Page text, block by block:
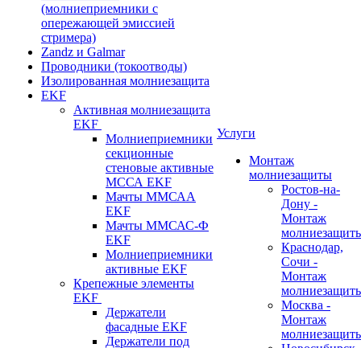
(молниеприемники с
опережающей эмиссией
стримера)
Zandz и Galmar
Проводники (токоотводы)
Изолированная молниезащита
EKF
Активная молниезащита
EKF
Молниеприемники
секционные
стеновые активные
МССА EKF
Мачты ММСАА
EKF
Мачты ММСАС-Ф
EKF
Молниеприемники
активные EKF
Крепежные элементы
EKF
Держатели
фасадные EKF
Держатели под
Услуги
Монтаж
молниезащиты
Ростов-на-
Дону -
Монтаж
Краснодар,
Сочи -
Монтаж
Москва -
Монтаж